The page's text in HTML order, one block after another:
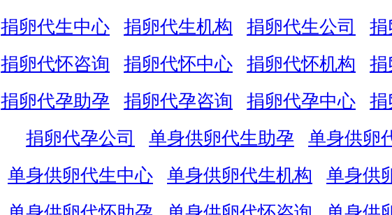
捐卵代生中心
捐卵代生机构 捐卵代生公司
捐
捐卵代怀咨询
捐卵代怀中心 捐卵代怀机构
捐
捐卵代孕助孕
捐卵代孕咨询 捐卵代孕中心
捐
捐卵代孕公司
单身供卵代生助孕
单身供卵
单身供卵代生中心
单身供卵代生机构
单身供